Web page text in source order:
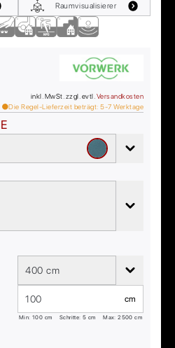
Raumvisualisierer
inkl. MwSt. zzgl. evtl. Versandkosten
Die Regel-Lieferzeit beträgt: 5-7 Werktage
400 cm
cm
Min: 100 cm Schritte: 5 cm Max:2500 cm